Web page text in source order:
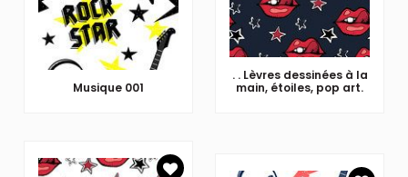
Musique 001
. . Lèvres dessinées à la
main, étoiles, pop art.